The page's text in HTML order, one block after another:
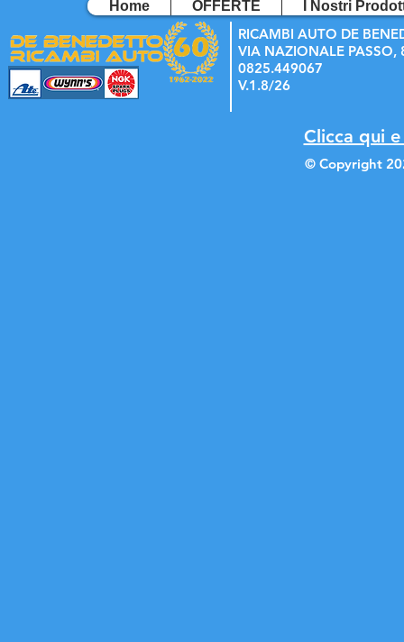
Home OFFERTE I Nostri
RICAMBI AUTO DE
VIA NAZIONALE PASSO,
0825.449067
V.1.8/26
Clicca qui
© Copyright